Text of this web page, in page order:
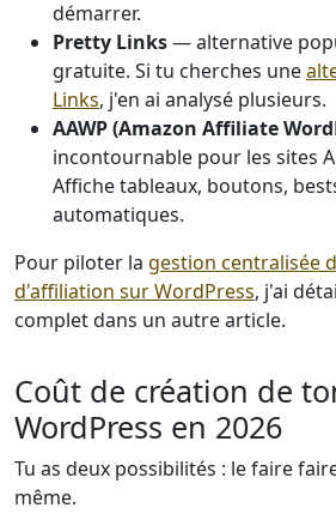
démarrer.
Pretty Links— alternative
gratuite. Si tu cherches une
Links, j'en ai analysé plusieurs.
AAWP (Amazon Affiliate
incontournable pour les sites
Affiche tableaux, boutons,
automatiques.
Pour piloter la gestion centralisée
d'affiliation sur WordPress, j'ai
complet dans un autre article.
Coût de création de
WordPress en 2026
Tu as deux possibilités : le faire
même.